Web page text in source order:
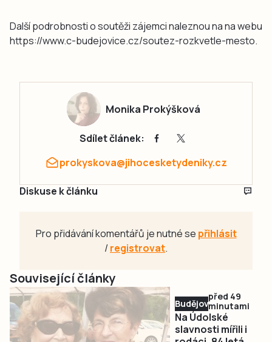
Další podrobnosti o soutěži zájemci naleznou na na webu
https://www.c-budejovice.cz/soutez-rozkvetle-mesto.
Monika Prokýšková
Sdílet článek:
prokyskova@jihocesketydeniky.cz
Diskuse k článku
Pro přidávání komentářů je nutné se přihlásit
/registrovat.
Související články
Budějovicko
před 49
minutami
Na Údolské
slavnosti mířili i